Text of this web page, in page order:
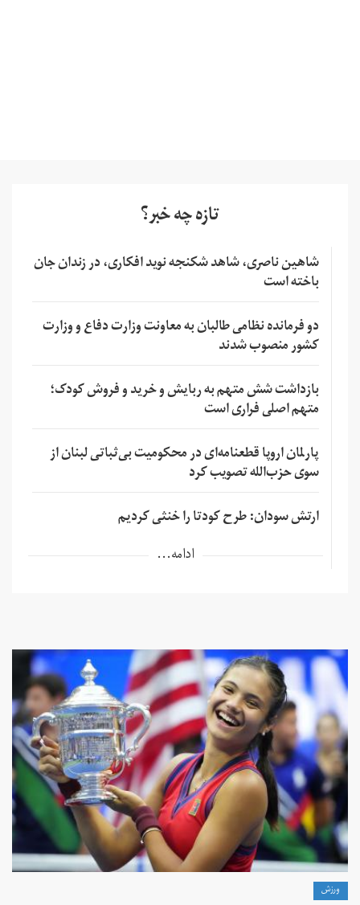
تازه چه خبر؟
شاهین ناصری، شاهد شکنجه نوید افکاری، در زندان جان
باخته است
دو فرمانده نظامی طالبان به معاونت وزارت دفاع و وزارت
کشور منصوب شدند
بازداشت شش متهم به ربایش و خرید و فروش کودک؛
متهم اصلی فراری است
پارلمان اروپا قطعنامه‌ای در محکومیت بی‌ثباتی لبنان از
سوی حزب‌الله تصویب کرد
ارتش سودان: طرح کودتا را خنثی کردیم
ادامه...
ورزش